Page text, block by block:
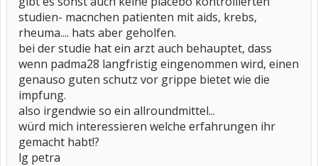
studien- macnchen patienten mit aids, krebs,
rheuma.... hats aber geholfen.
bei der studie hat ein arzt auch behauptet, dass
wenn padma28 langfristig eingenommen wird, einen
genauso guten schutz vor grippe bietet wie die
impfung.
also irgendwie so ein allroundmittel...
würd mich interessieren welche erfahrungen ihr
gemacht habt!?
lg petra